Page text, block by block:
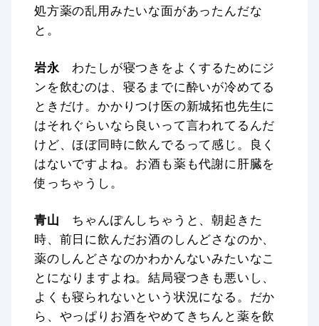
処方薬の乱用みたいな面があったんだな
と。
岩永 わたしが寝つきをよくするためにジ
ンを飲むのは、寝るまでに酔いが冷めてる
ときだけ。かかりつけ医の新城拓也先生に
はそれぐらいなら良いって言われてるんだ
けど、ほぼ同時に飲んでるって感じ。良く
はないですよね。お酒も薬も代謝に肝臓を
使っちゃうし。
青山 ちゃんぽんしちゃうと、朝起きた
時、前日に飲んだお酒のしんどさなのか、
薬のしんどさなのかわかんないみたいなこ
とになりますよね。結局寝つきも悪いし、
よくも寝られないという状況になる。だか
ら、やっぱりお酒をやめてきちんと薬を飲